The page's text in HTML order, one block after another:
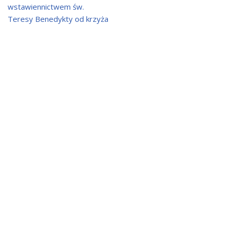
wstawiennictwem św.
Teresy Benedykty od krzyża